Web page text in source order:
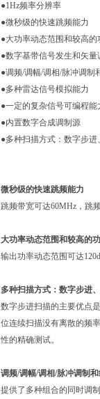
●1Hz频率分辨率
●微秒级的快速跳频能力
●大功率动态范围和较高的
●数字基带信号发生和矢量
●调频/调幅/调相/脉冲调制
●多种雷达信号模拟能力
●一定的复杂信号可编程能
●内置数字合成调制源
●多种扫描方式：数字步
微秒级的快速跳频能力
跳频带宽可达60MHz，跳
大功率动态范围和较高的
输出功率动态范围可达
多种扫描方式：数字步进
数字步进扫描的主要优点
位连续扫描没有离散的频
性的精确测试。
调频/调幅/调相/脉冲调制
提供了多种组合的同时调制